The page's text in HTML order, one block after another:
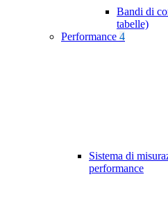
Bandi di
tabelle)
Performance 4
Sistema di
performance